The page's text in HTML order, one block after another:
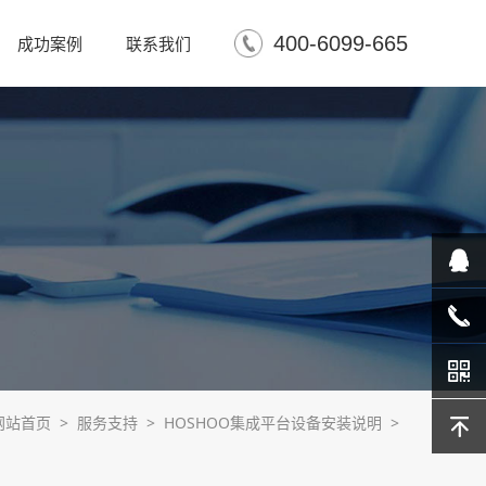
400-6099-665
成功案例 联系我们
站首页 > 服务支持 > HOSHOO集成平台设备安装说明 >
在线客
400-
6099-